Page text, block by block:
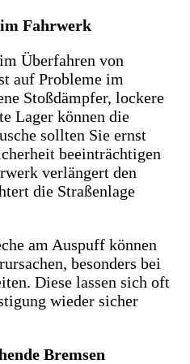
Fahrwerk
Überfahren von
auf Probleme im
Stoßdämpfer, lockere
Lager können die
sollten Sie ernst
beeinträchtigen
verlängert den
die Straßenlage
am Auspuff können
besonders bei
Diese lassen sich oft
wieder sicher
Bremsen